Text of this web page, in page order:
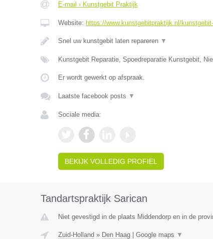
E-mail › Kunstgebit Praktijk
Website: https://www.kunstgebitpraktijk.nl/
Snel uw kunstgebit laten repareren ▼
Kunstgebit Reparatie, Spoedreparatie Kunstgebit,
Er wordt gewerkt op afspraak.
Laatste facebook posts ▼
Sociale media:
BEKIJK VOLLEDIG PROFIEL
Tandartspraktijk Sarican
Niet gevestigd in de plaats Middendorp en in de
Zuid-Holland » Den Haag| Google maps ▼